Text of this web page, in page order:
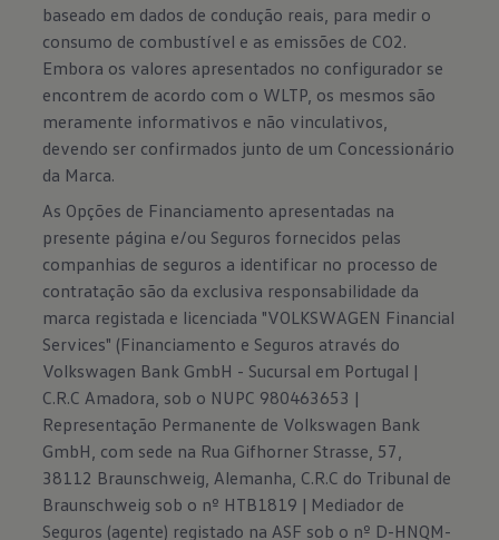
baseado em dados de condução reais, para medir o
consumo de combustível e as emissões de CO2.
Embora os valores apresentados no configurador se
encontrem de acordo com o WLTP, os mesmos são
meramente informativos e não vinculativos,
devendo ser confirmados junto de um Concessionário
da Marca.
As Opções de Financiamento apresentadas na
presente página e/ou Seguros fornecidos pelas
companhias de seguros a identificar no processo de
contratação são da exclusiva responsabilidade da
marca registada e licenciada "VOLKSWAGEN Financial
Services" (Financiamento e Seguros através do
Volkswagen Bank GmbH - Sucursal em Portugal |
C.R.C Amadora, sob o NUPC 980463653 |
Representação Permanente de Volkswagen Bank
GmbH, com sede na Rua Gifhorner Strasse, 57,
38112 Braunschweig, Alemanha, C.R.C do Tribunal de
Braunschweig sob o nº HTB1819 | Mediador de
Seguros (agente) registado na ASF sob o nº D-HNQM-